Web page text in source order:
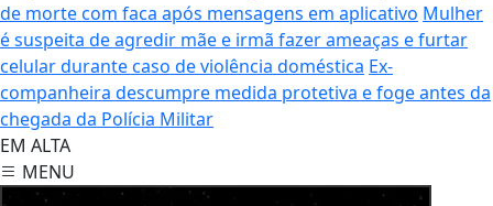
de morte com faca após mensagens em aplicativo Mulher
é suspeita de agredir mãe e irmã fazer ameaças e furtar
celular durante caso de violência doméstica Ex-
companheira descumpre medida protetiva e foge antes da
chegada da Polícia Militar
EM ALTA
MENU